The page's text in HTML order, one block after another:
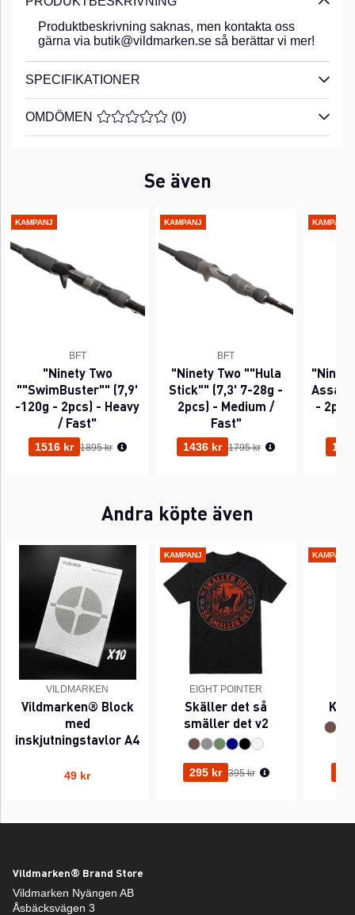
Produktbeskrivning saknas, men kontakta oss
gärna via butik@vildmarken.se så berättar vi mer!
SPECIFIKATIONER
OMDÖMEN MEDELBETYG 0 AV 5 ANTAL BETYG 0
(0)
Se även
KAMPANJ
BFT
"Ninety Two
""SwimBuster"" (7,9'
-120g - 2pcs) - Heavy
/ Fast"
1516 kr Ordinarie pris:
1895 kr
KAMPANJ
BFT
"Ninety Two ""Hula
Stick"" (7,3' 7-28g -
2pcs) - Medium /
Fast"
1436 kr Ordinarie pris:
1795 kr
KAMPANJ
-
Andra köpte även
VILDMARKEN
Vildmarken® Block
med
inskjutningstavlor A4
49 kr
KAMPANJ
EIGHT POINTER
Skäller det så
smäller det v2
295 kr Ordinarie pris:
395 kr
KAMPANJ
Vildmarken® Brand Store
Vildmarken Nyängen AB
Åsbäcksvägen 3